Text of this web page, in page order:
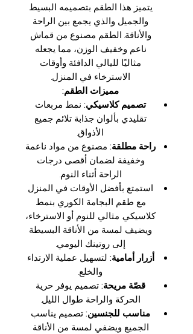
يتميز هذا الطقم بتصميمه البسيط
والجميل والذي يجمع بين الراحة
والأناقة. الطقم مصنوع من قماش
ناعم وخفيف الوزن، مما يجعله
مثاليًا لليالي الدافئة وأوقات
الاسترخاء في المنزل.
مميزات الطقم:
تصميم كلاسيكي: نمط مربعات
تقليدي بألوان جذابة تلائم جميع
الأذواق.
راحة مطلقة: مصنوع من مواد ناعمة
وخفيفة لضمان أقصى درجات
الراحة أثناء النوم.
استمتع بأفضل الأوقات في المنزل
مع طقم البجامة الكوري بنمط
كلاسيكي. مثالي للنوم أو الاسترخاء،
ويضيف لمسة من الأناقة البسيطة
إلى روتينك اليومي.
أزرار أمامية: لتسهيل عملية الارتداء
والخلع.
قصّة مريحة:تصميم يوفر حرية
الحركة والراحة طوال الليل.
مناسب للجنسين:تصميم يناسب
الجميع ويضفي لمسة من الأناقة